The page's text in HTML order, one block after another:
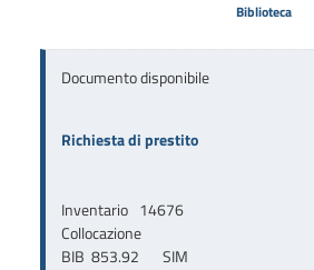
Biblioteca
Documento disponibile
Richiesta di prestito
Inventario 14676
Collocazione
BIB  853.92       SIM